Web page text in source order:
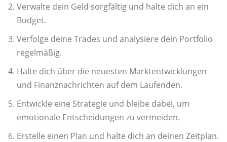
Verwalte dein Geld sorgfältig und halte dich an ein
Budget.
Verfolge deine Trades und analysiere dein Portfolio
regelmäßig.
Halte dich über die neuesten Marktentwicklungen
und Finanznachrichten auf dem Laufenden.
Entwickle eine Strategie und bleibe dabei, um
emotionale Entscheidungen zu vermeiden.
Erstelle einen Plan und halte dich an deinen Zeitplan.